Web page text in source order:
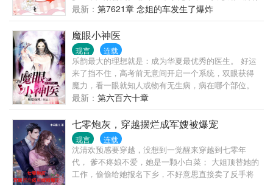
邀医学金牌讲师。 众军嫂：“……”酸了酸了。 难怪看
各界大佬虎视眈眈，秦队长严防死守，就怕自个儿家
被偷了。 一句话：媳妇儿，求你躺平吧！
人都想看她被赶出豪门后，回到山沟沟过得有多惨！
乔念也以为自己亲生父母来自漯河县，是个一穷二白
的穷老师。 谁知道哥哥开的车是辉腾，裸车300万！
亲爸教书的地方在清大，老师还有个别称是教授！ 渣
渣们一家跪舔的顶级大佬对着她爷爷点头哈腰… 乔
念：？ enmm…这和说好的不一样！ 脱离一群渣渣，
乔念她做回了自己。 高考状元，直播大佬，非遗文化
继承人…马甲一个个掉，绕城热搜一个个上，渣男渣
女渣父母脸都绿了。 黑粉都在嘲：卖人设有什么用，
还不是天天倒贴我哥哥。 乔念：不好意思，我有对象
了。 顶流哥哥：@乔念，给大家介绍一下，这个是我
妹妹。 豪门爷爷：囡囡，那么努力干什么，要啥自行
车，爷爷给你买！ …… 京市权贵都在传妄爷有个藏在
金屋里的老婆，不管别人怎么起哄，从来不肯带出来
见人。别问，问就是那句：“我老婆是农村人，怕生。”
最新： 第7621章 念姐的车发生了爆炸
魔眼小神医
现言 连载
乐韵最大的理想就是：成为华夏最优秀的医生。 好运
来了挡不住，高考前无意间开启一个系统，双眼获得
魔力，看一眼就知人或物有无生病，病在哪个部位。
系统空间种出来的药材吃一口，力气充盈，吃一样，
身体倍儿棒，乃医生成神之必备神器。 一直为当杏林
国手而奋斗的乐韵，简直乐晕了。 只是，现实很骨
感，系统是半残的，需要吃东西维持，它不吃金不吃
银，要吃有灵气的翡翠玉石，异珍奇宝等高大上的东
东。 从此，乐姑娘在成为旷世女神医的道路上又多了
一项任务—帮系统找粮食。
最新： 第六百六十章
七零炮灰，穿越摆烂成军嫂被爆宠
现言 连载
沈清欢预感要穿越，没想到一觉醒来穿越到七零年
代， 爹不疼娘不爱，她是一颗小白菜； 大姐顶替她的
工作，偷偷给她报名下乡，不好意思直接卖了反手将